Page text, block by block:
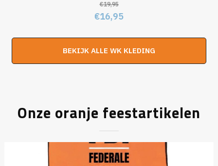
€19,95
Oorspronkelijke
€16,95Huidige
BEKIJK ALLE WK KLEDING
Onze oranje feestartikelen